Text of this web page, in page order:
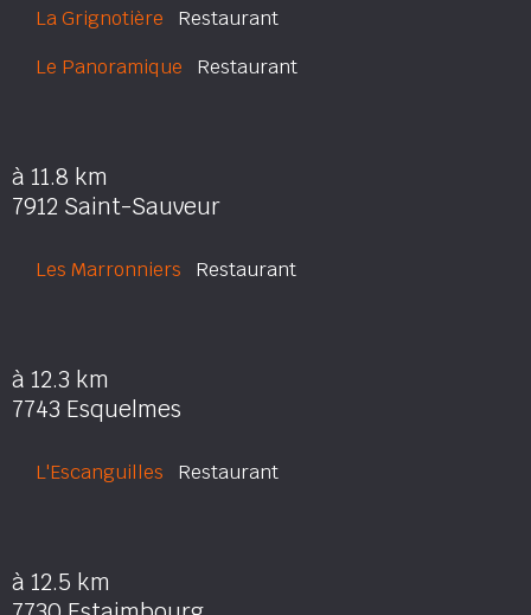
La Grignotière Restaurant
Le Panoramique Restaurant
à 11.8 km
7912 Saint-Sauveur
Les Marronniers Restaurant
à 12.3 km
7743 Esquelmes
L'Escanguilles Restaurant
à 12.5 km